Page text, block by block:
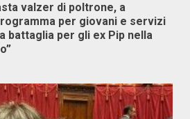
valzer di poltrone, a
per giovani e servizi
battaglia per gli ex Pip nella